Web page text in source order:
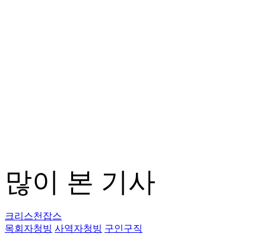
많이 본 기사
크리스천잡스
목회자청빙 사역자청빙 구인구직